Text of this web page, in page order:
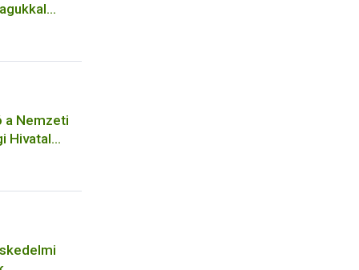
a Nemzeti
Hivatal